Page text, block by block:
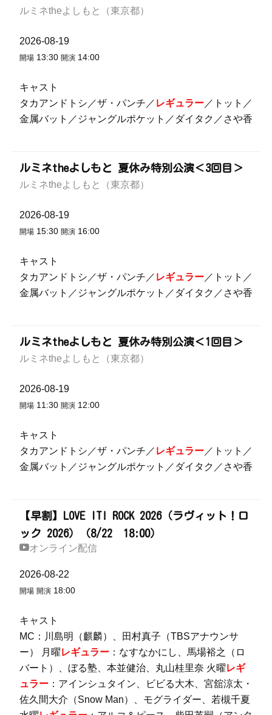
ルミネtheよしもと（東京都）
2026-08-19
開場 13:30 開演 14:00
キャスト
タカアンドトシ／ザ・パンチ／ レギュラー ／トット／
金属バット／ジャングルポケット／ダイタク／さや香
ルミネtheよしもと 夏休み特別公演＜3回目＞
ルミネtheよしもと（東京都）
2026-08-19
開場 15:30 開演 16:00
キャスト
タカアンドトシ／ザ・パンチ／ レギュラー ／トット／
金属バット／ジャングルポケット／ダイタク／さや香
ルミネtheよしもと 夏休み特別公演＜1回目＞
ルミネtheよしもと（東京都）
2026-08-19
開場 11:30 開演 12:00
キャスト
タカアンドトシ／ザ・パンチ／ レギュラー ／トット／
金属バット／ジャングルポケット／ダイタク／さや香
【早割】LOVE IT! ROCK 2026（ラヴィット！ロ
ック 2026）（8/22 18:00）
オンライン配信
2026-08-22
開場 開演 18:00
キャスト
MC：川島明（麒麟）、田村真子（TBSアナウンサ
ー） 月曜レギュラー ：なすなかにし、馬場裕之（ロ
バート）、ぼる塾、本並健治、丸山桂里奈 火曜レギ
ュラー ：アインシュタイン、ビビる大木、宮舘涼太・
佐久間大介（Snow Man）、モグライダー、若槻千夏